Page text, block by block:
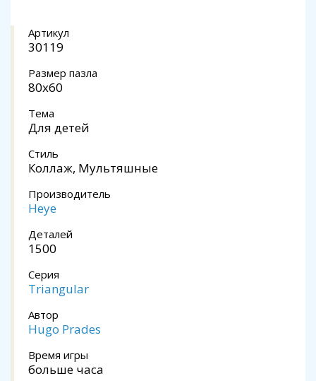
Артикул
30119
Размер пазла
80x60
Тема
Для детей
Стиль
Коллаж, Мультяшные
Производитель
Heye
Деталей
1500
Серия
Triangular
Автор
Hugo Prades
Время игры
больше часа